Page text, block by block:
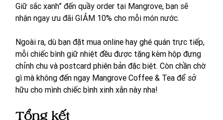
Giữ sắc xanh” đến quầy order tại Mangrove, bạn sẽ
nhận ngay ưu đãi GIẢM 10% cho mỗi món nước.
Ngoài ra, dù bạn đặt mua online hay ghé quán trực tiếp,
mỗi chiếc bình giữ nhiệt đều được tặng kèm hộp đựng
chỉnh chu và postcard phiên bản đặc biệt. Còn chần chờ
gì mà không đến ngay Mangrove Coffee & Tea để sở
hữu cho mình chiếc bình xinh xắn này nha!
Tổng kết